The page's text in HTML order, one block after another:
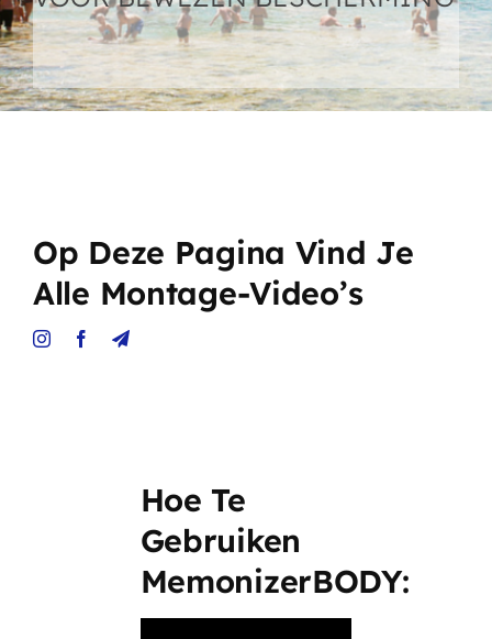
Shop – Bescherming huisdieren
Producten (alles)
Memon werking
Op Deze Pagina Vind Je
Alle Montage-Video’s
Hoe Te
Gebruiken
MemonizerBODY: